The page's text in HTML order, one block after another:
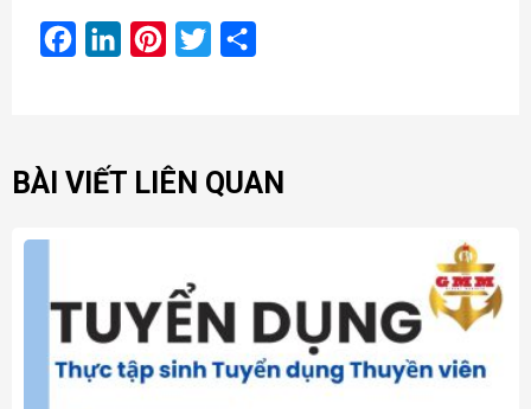
FacebookLinkedInPinterest
Twitter
BÀI VIẾT LIÊN QUAN